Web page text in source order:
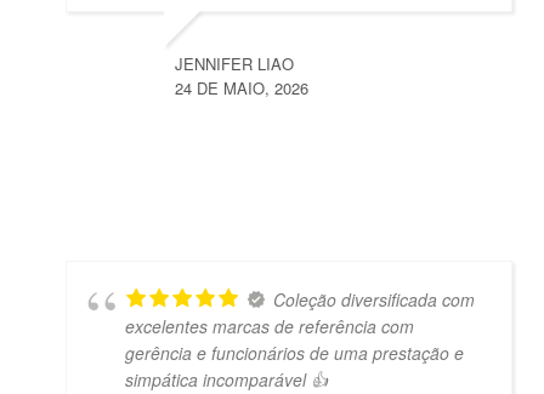
JENNIFER LIAO
24 DE MAIO, 2026
Coleção diversificada com
excelentes marcas de referência com
gerência e funcionários de uma prestação e
simpática incomparável 👍